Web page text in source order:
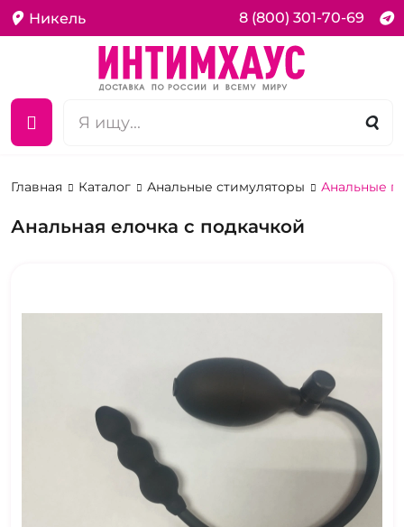
Никель 8 (800) 301-70-69
Главная Каталог Анальные стимуляторы Анальные
Анальная елочка с подкачкой